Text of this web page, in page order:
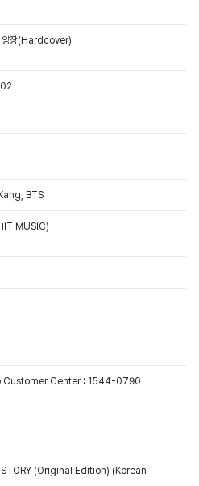
장(Hardcover)
BTS
MUSIC)
Customer Center : 1544-0790
STORY (Original Edition) (Korean